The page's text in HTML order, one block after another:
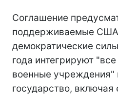
Соглашение
поддерживаемые США
демократические
года интегрируют
военные учреждения"
государство, включая